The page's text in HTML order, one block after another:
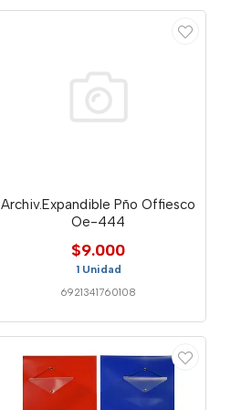
Archiv.Expandible Pño Offiesco
Oe-444
$9.000
1 Unidad
6921341760108